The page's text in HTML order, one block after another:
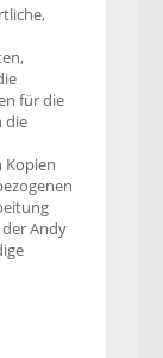
für die
die
Kopien
Andy